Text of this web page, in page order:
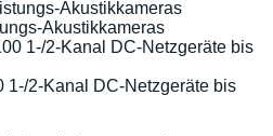
Akustikkameras
1-/2-Kanal DC-Netzgeräte bis